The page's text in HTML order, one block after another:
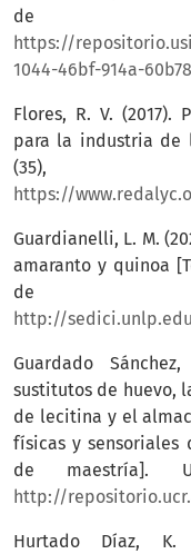
de
https://
1044-46bf-914a-
Flores, R. V.
para la industria de
(35),
https://
Guardianelli, L. M.
amaranto y quinoa
de
http://
Guardado
sustitutos de huevo,
de lecitina y el
físicas y sensoriales
de maestría].
http://repositorio.ucr.ac.cr/bitstream/
Hurtado Díaz,